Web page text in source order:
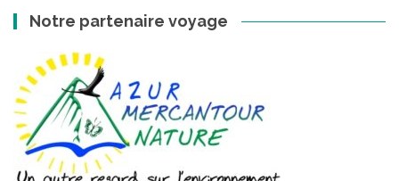
Notre partenaire voyage